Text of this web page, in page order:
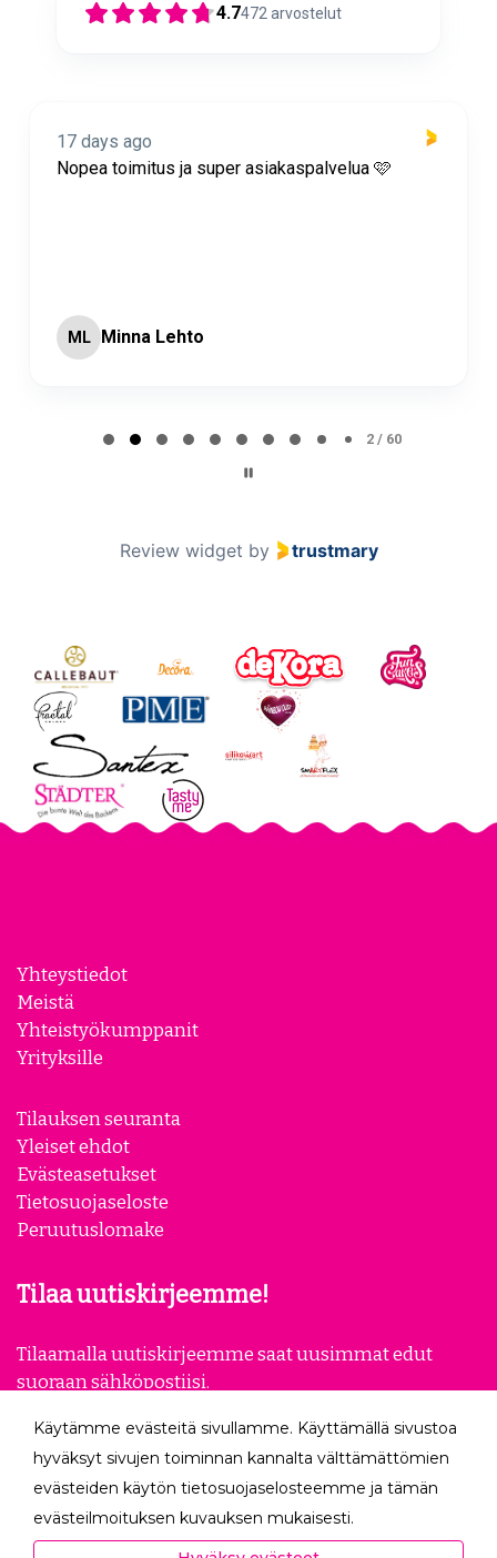
4.7472 arvostelut
17 days ago
Nopea toimitus ja super asiakaspalvelua 🩷
ML Minna Lehto
2 / 60
Review widget by trustmary
Yhteystiedot
Meistä
Yhteistyökumppanit
Yrityksille
Tilauksen seuranta
Yleiset ehdot
Evästeasetukset
Tietosuojaseloste
Peruutuslomake
Tilaa uutiskirjeemme!
Tilaamalla uutiskirjeemme saat uusimmat edut
suoraan sähköpostiisi.
Seuraa meitä
Käytämme evästeitä sivullamme. Käyttämällä sivustoa
hyväksyt sivujen toiminnan kannalta välttämättömien
evästeiden käytön tietosuojaselosteemme ja tämän
evästeilmoituksen kuvauksen mukaisesti.
Hyväksyessäsi analytiikka- ja markkinointievästeet